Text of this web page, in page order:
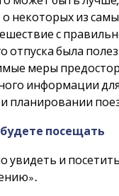
о некоторых из
с
отпуска была
меры
информации
планировании
посещать
увидеть и